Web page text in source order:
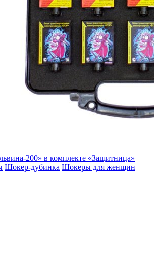
200» в комплекте «Защитница»
Шокер-дубинка Шокеры для женщин